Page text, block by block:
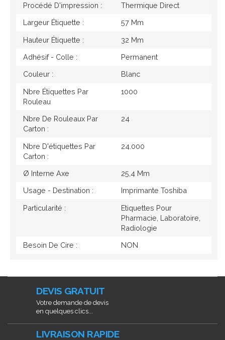
Procédé D'impression : Thermique Direct
Largeur Étiquette : 57 Mm
Hauteur Étiquette : 32 Mm
Adhésif - Colle : Permanent
Couleur : Blanc
Nbre Étiquettes Par
Rouleau
1000
Nbre De Rouleaux Par
Carton :
24
Nbre D'étiquettes Par
Carton :
24.000
Ø Interne Axe 25,4 Mm
Usage - Destination : Imprimante Toshiba
Particularité :
Etiquettes Pour
Pharmacie, Laboratoire,
Radiologie
Besoin De Cire : NON
DEVIS GRATUIT
Votre demande de devis
en quelques clics...
LIVRAISON RAPIDE